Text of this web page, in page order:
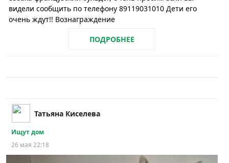
видели сообщить по телефону 89119031010 Дети его
очень ждут!! Вознаграждение
ПОДРОБНЕЕ
Татьяна Киселева
Ищут дом
26 мая 22:18